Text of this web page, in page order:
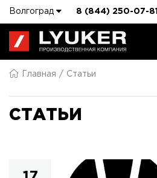
Волгоград 8 (844) 250-07-81
Главная Статьи
СТАТЬИ